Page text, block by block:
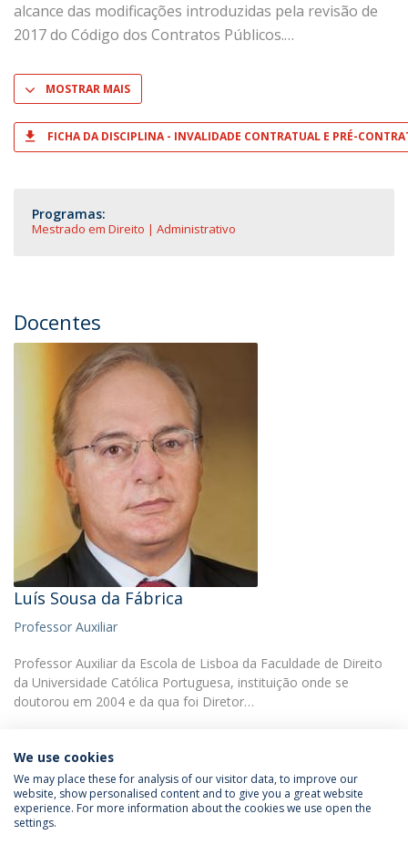
alcance das modificações introduzidas pela revisão de
2017 do Código dos Contratos Públicos.
MOSTRAR MAIS
FICHA DA DISCIPLINA - INVALIDADE CONTRATUAL E PRÉ-
Programas:
Mestrado em Direito | Administrativo
Docentes
Luís Sousa da Fábrica
Professor Auxiliar
Professor Auxiliar da Escola de Lisboa da Faculdade de Direito
da Universidade Católica Portuguesa, instituição onde se
doutorou em 2004 e da qua foi Diretor…
Política de Privacidade
Termos & Condições
We use cookies
We may place these for analysis of our visitor data, to improve our
website, show personalised content and to give you a great website
experience. For more information about the cookies we use open the
settings.